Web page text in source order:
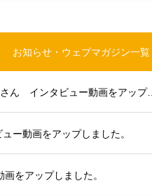
お知らせ・ウェブマガジン一覧
大分支部代表・浜田さん、副代表・田口さん インタビュー動画をアップしました。
ー動画をアップしました。
をアップしました。